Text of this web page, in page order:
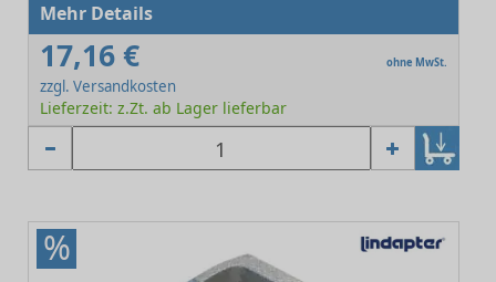
Mehr Details
17,16 € ohne MwSt.
zzgl. Versandkosten
Lieferzeit: z.Zt. ab Lager lieferbar
%